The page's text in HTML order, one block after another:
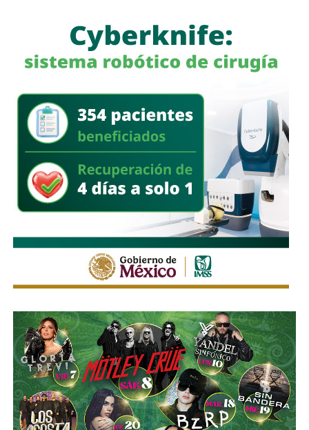
ser cortés con los peatones que intentan
Señales faltan más, como una que indique para qué o
realidad nadie lo sabe a ciencia cierta, otras en toda la
ciudad, lasque avisen que la ciclovía no es para que se
estacionen autos de los negocios de Carranza o
Himno Nacional.
La Avenida Chapultepec tiene varias señales que indican
que ellímite de velocidad es de 50 km/h, algunas casi
borradas -ahí te encargo, Ayuntamiento- pero en los
videos que circularon de autos voladores,en ninguno de
los casos, la velocidad del vehículo estaba por debajo
del límite permitido
.